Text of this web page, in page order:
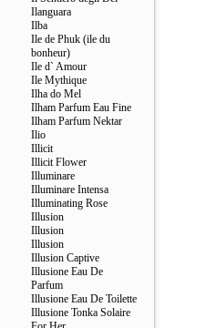
Ilanguara
Ilba
Ile de Phuk (ile du
bonheur)
Ile d` Amour
Ile Mythique
Ilha do Mel
Ilham Parfum Eau Fine
Ilham Parfum Nektar
Ilio
Illicit
Illicit Flower
Illuminare
Illuminare Intensa
Illuminating Rose
Illusion
Illusion
Illusion
Illusion Captive
Illusione Eau De
Parfum
Illusione Eau De Toilette
Illusione Tonka Solaire